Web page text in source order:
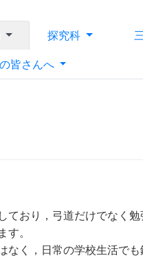
探究科
皆さんへ
おり，弓道だけでなく勉
す。
なく，日常の学校生活でも